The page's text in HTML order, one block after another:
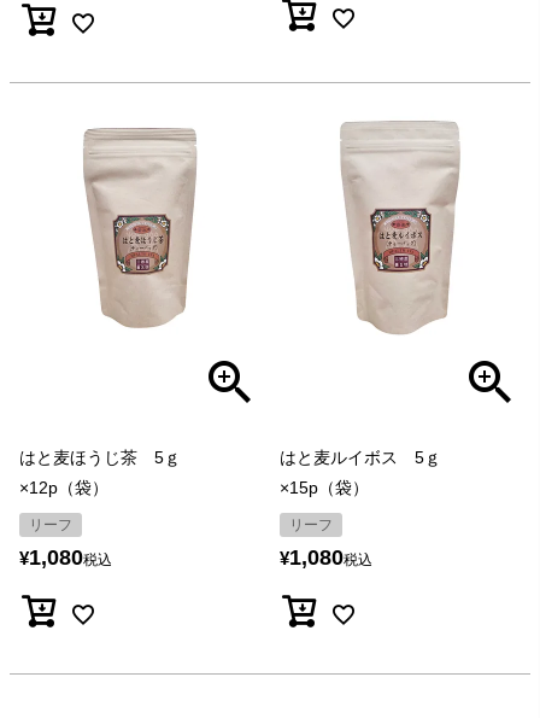
はと麦ほうじ茶 5ｇ
×12p（袋）
リーフ
¥1,080税込
はと麦ルイボス 5ｇ
×15p（袋）
リーフ
¥1,080税込